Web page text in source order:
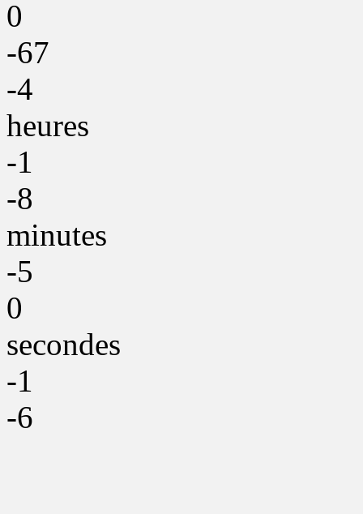
0
-67
-4
heures
-1
-8
minutes
-5
0
secondes
-1
-6